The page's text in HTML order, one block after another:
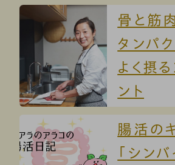
骨と筋
タンパ
よく摂
ント
腸活の
「シン